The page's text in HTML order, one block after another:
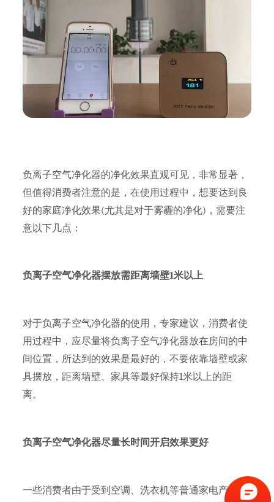
负离子空气净化器的净化效果直观可见，非常显著，
但值得消费者注意的是，在使用过程中，想要达到良
好的家庭净化效果(尤其是对于雾霾的净化)，需要注
意以下几点：
负离子空气净化器摆放需距离墙壁1米以上
对于负离子空气净化器的使用，专家建议，消费者使
用过程中，应尽量将负离子空气净化器放在房间的中
间位置，所达到的效果是最好的，不要依靠墙壁或家
具摆放，距离墙壁、家具等最好保持1米以上的距
离。
负离子空气净化器尽量长时间开启效果更好
一些消费者由于受到空调、洗衣机等普通家电产品的